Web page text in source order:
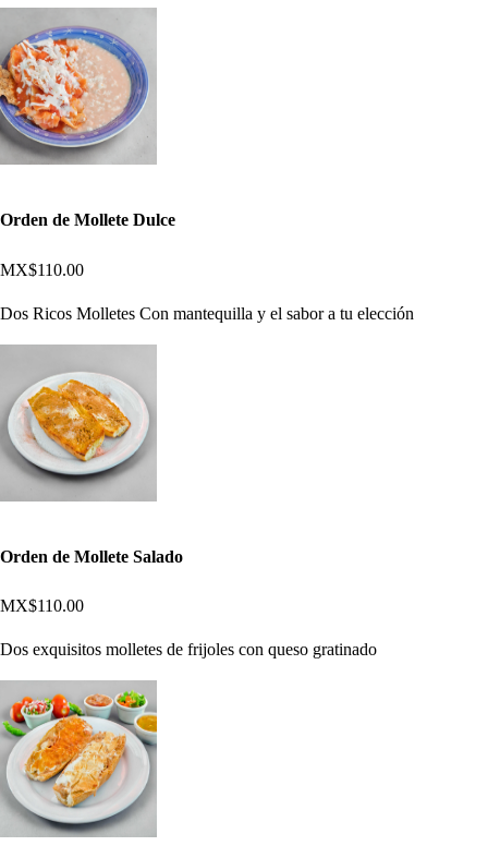
Orden de Mollete Dulce
MX$110.00
Dos Ricos Molletes Con mantequilla y el sabor a tu elección
Orden de Mollete Salado
MX$110.00
Dos exquisitos molletes de frijoles con queso gratinado